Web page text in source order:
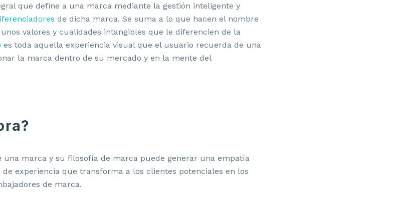
que define a una marca mediante la gestión inteligente y
de dicha marca. Se suma a lo que hacen el nombre
valores y cualidades intangibles que le diferencien de la
es toda aquella experiencia visual que el usuario recuerda de una
la marca dentro de su mercado y en la mente del
una marca y su filosofía de marca puede generar una empatía
experiencia que transforma a los clientes potenciales en los
de marca.